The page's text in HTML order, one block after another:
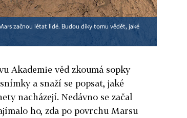
začnou létat lidé. Budou díky tomu vědět, jaké
Akademie věd zkoumá sopky
a snaží se popsat, jaké
nacházejí. Nedávno se začal
ho, zda po povrchu Marsu